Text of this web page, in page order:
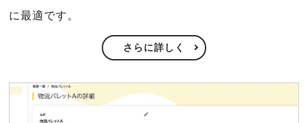
に最適です。
さらに詳しく